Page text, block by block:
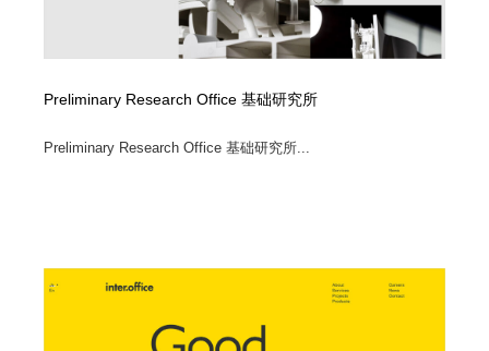
Preliminary Research Office 基础研究所
Preliminary Research Office 基础研究所...